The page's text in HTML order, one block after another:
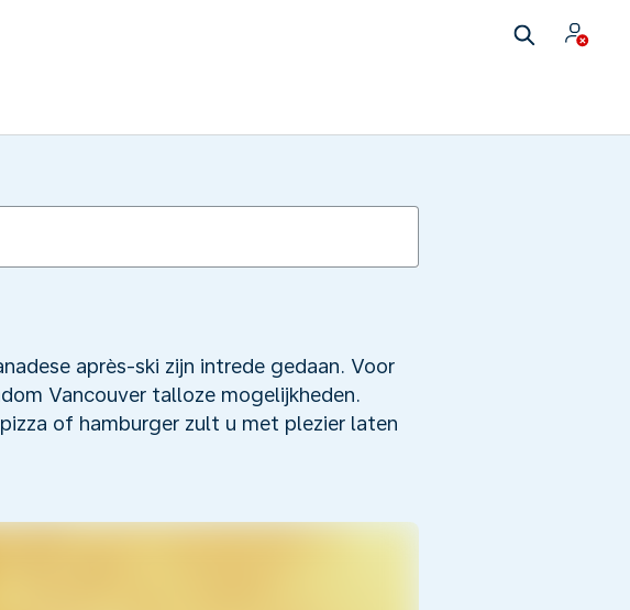
après-ski zijn intrede gedaan. Voor
Vancouver talloze mogelijkheden.
of hamburger zult u met plezier laten